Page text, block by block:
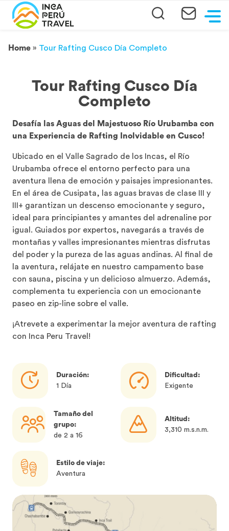
Home » Tour Rafting Cusco Día Completo
Tour Rafting Cusco Día
Completo
Desafía las Aguas del Majestuoso Río Urubamba con
una Experiencia de Rafting Inolvidable en Cusco!
Ubicado en el Valle Sagrado de los Incas, el Río
Urubamba ofrece el entorno perfecto para una
aventura llena de emoción y paisajes impresionantes.
En el área de Cusipata, las aguas bravas de clase III y
III+ garantizan un descenso emocionante y seguro,
ideal para principiantes y amantes del adrenaline por
igual. Guiados por expertos, navegarás a través de
montañas y valles impresionantes mientras disfrutas
del poder y la pureza de las aguas andinas. Al final de
la aventura, relájate en nuestro campamento base
con sauna, piscina y un delicioso almuerzo. Además,
complementa tu experiencia con un emocionante
paseo en zip-line sobre el valle.
¡Atrevete a experimentar la mejor aventura de rafting
con Inca Peru Travel!
Duración:
1 Día
Dificultad:
Exigente
Tamaño del
grupo:
de 2 a 16
Altitud:
3,310 m.s.n.m.
Estilo de viaje:
Aventura